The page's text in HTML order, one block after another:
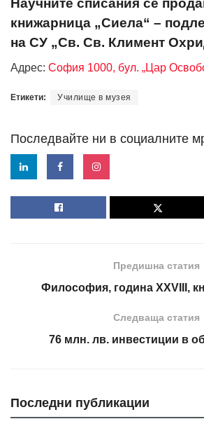
Научните списания се
книжарница „Сиела“ –
на СУ „Св. Св. Климент
Адрес: София 1000, бул. „Цар
Етикети: Училище в музея
Последвайте ни в социалните
Предишна статия
Философия, година XXVIII,
Следваща статия
76 млн. лв. инвестиции в
Последни публикации